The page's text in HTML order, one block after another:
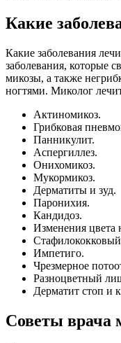
Какие
Какие заболевания
заболевания, которые
микозы, а также
ногтями. Миколог
Актиномикоз.
Грибковая
Панникулит.
Аспергиллез.
Онихомикоз.
Мукормикоз.
Дерматиты и зуд.
Паронихия.
Кандидоз.
Изменения цвета
Импетиго.
Чрезмерное
Разноцветный
Дерматит стоп и
Советы врача